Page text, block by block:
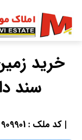
سند
| کد ملک : 909901